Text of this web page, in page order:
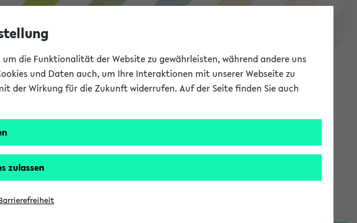
eKVV
die für Sie richtige aus:
eKVV für Mitarbeiter*innen
die Funktionalität der Website zu gewährleisten, während andere uns
und Daten auch, um Ihre Interaktionen mit unserer Webseite zu
der Wirkung für die Zukunft widerrufen. Auf der Seite finden Sie auch
zulassen